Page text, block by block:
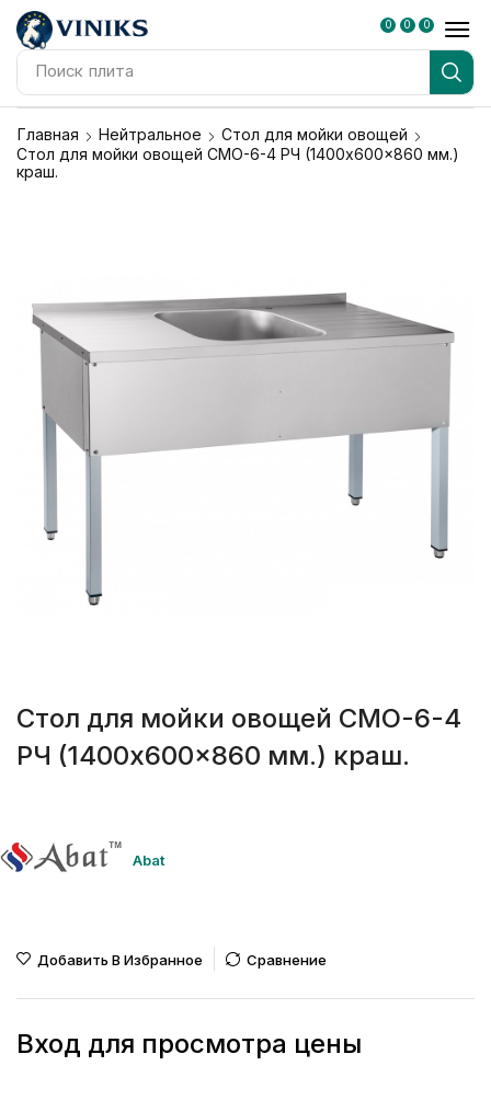
Поиск плита
0 0 0
Главная Нейтральное
Стол для мойки овощей
Стол для мойки овощей СМО-6-4 РЧ (1400x600x860 мм.)
краш.
Стол для мойки овощей СМО-6-4
РЧ (1400x600x860 мм.) краш.
Abat
Добавить В Избранное Сравнение
Вход для просмотра цены